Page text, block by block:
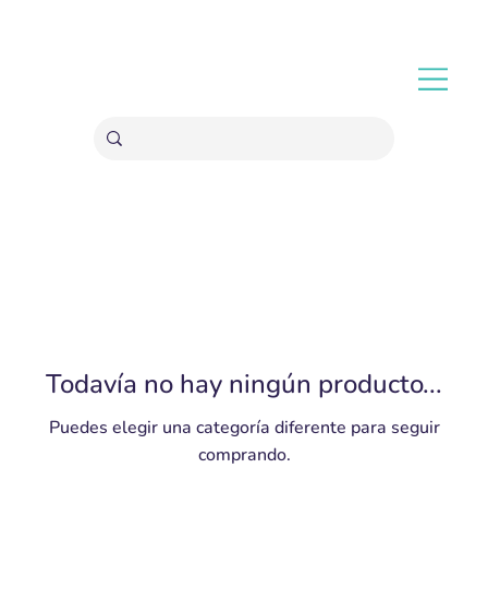
Todavía no hay ningún producto...
Puedes elegir una categoría diferente para seguir
comprando.